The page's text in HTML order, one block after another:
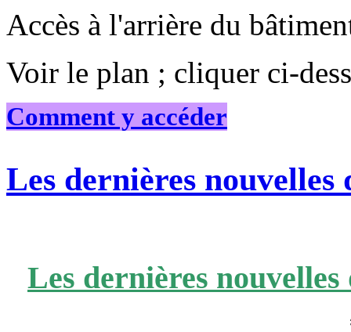
Accès à l'arrière du
Voir le plan ; cliquer ci-
Comment y accéder
Les dernières nouvelles
Les dernières